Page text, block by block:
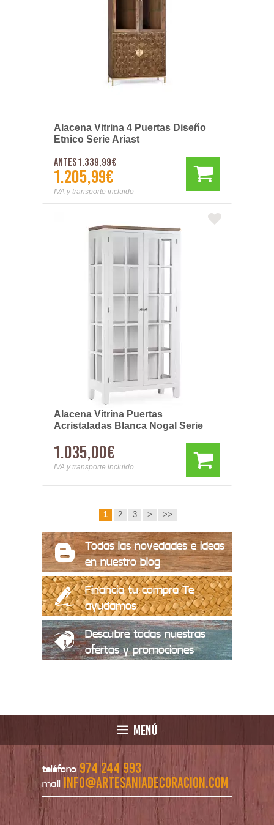
Alacena Vitrina 4 Puertas Diseño
Etnico Serie Ariast
Antes 1.339,99€
1.205,99€
IVA y transporte incluido
Alacena Vitrina Puertas
Acristaladas Blanca Nogal Serie
1.035,00€
IVA y transporte incluido
1 2 3 > >>
Todas las novedades e ideas
en nuestro blog
Financia tu compra Te
ayudamos
Descubre todas nuestras
ofertas y promociones
MENÚ
teléfono 974 244 993
mail info@artesaniadecoracion.com